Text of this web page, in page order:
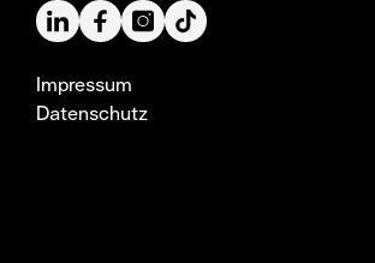
Impressum
Datenschutz